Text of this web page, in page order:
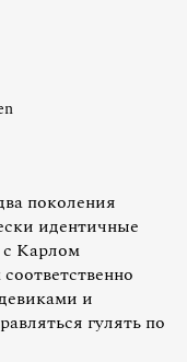
поколения
идентичные
с Карлом
и
гулять по